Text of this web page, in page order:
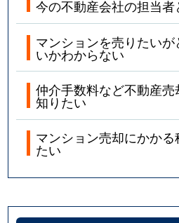
今の不動産会社の担当
マンションを売りたい
いかわからない
仲介手数料など不動産
知りたい
マンション売却にかかる
たい